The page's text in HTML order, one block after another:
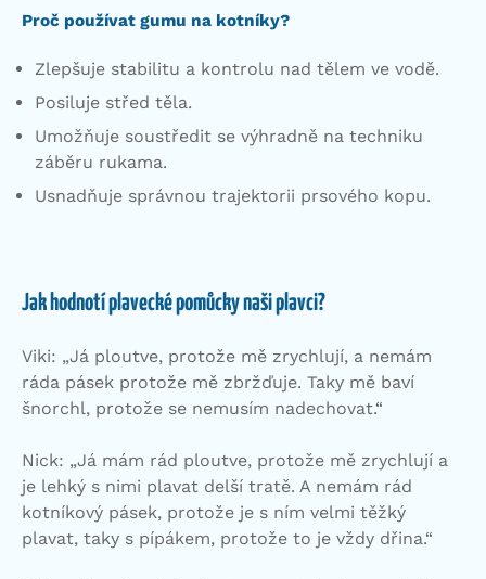
Proč používat gumu na kotníky?
Zlepšuje stabilitu a kontrolu nad tělem ve vodě.
Posiluje střed těla.
Umožňuje soustředit se výhradně na techniku
záběru rukama.
Usnadňuje správnou trajektorii prsového kopu.
Jak hodnotí plavecké pomůcky naši plavci?
Viki: „Já ploutve, protože mě zrychlují, a nemám
ráda pásek protože mě zbržďuje. Taky mě baví
šnorchl, protože se nemusím nadechovat.“
Nick: „Já mám rád ploutve, protože mě zrychlují a
je lehký s nimi plavat delší tratě. A nemám rád
kotníkový pásek, protože je s ním velmi těžký
plavat, taky s pípákem, protože to je vždy dřina.“